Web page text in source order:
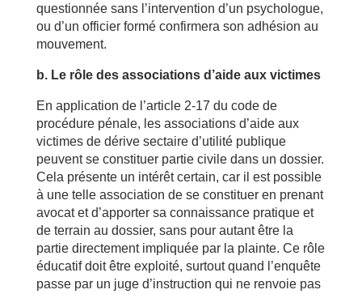
questionnée sans l’intervention d’un psychologue,
ou d’un officier formé confirmera son adhésion au
mouvement.
b. Le rôle des associations d’aide aux victimes
En application de l’article 2-17 du code de
procédure pénale, les associations d’aide aux
victimes de dérive sectaire d’utilité publique
peuvent se constituer partie civile dans un dossier.
Cela présente un intérêt certain, car il est possible
à une telle association de se constituer en prenant
avocat et d’apporter sa connaissance pratique et
de terrain au dossier, sans pour autant être la
partie directement impliquée par la plainte. Ce rôle
éducatif doit être exploité, surtout quand l’enquête
passe par un juge d’instruction qui ne renvoie pas